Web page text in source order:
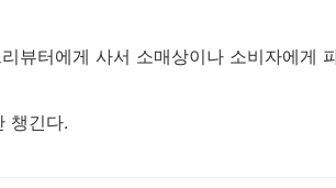
뷰터에게 사서 소매상이나 소비자에게
챙긴다.